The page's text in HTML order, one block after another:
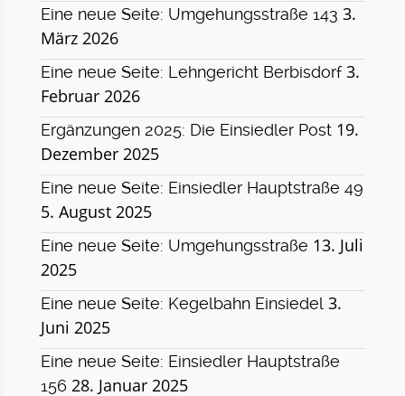
Eine neue Seite: Umgehungsstraße 143 3.
März 2026
Eine neue Seite: Lehngericht Berbisdorf 3.
Februar 2026
Ergänzungen 2025: Die Einsiedler Post 19.
Dezember 2025
Eine neue Seite: Einsiedler Hauptstraße 49
5. August 2025
Eine neue Seite: Umgehungsstraße 13. Juli
2025
Eine neue Seite: Kegelbahn Einsiedel 3.
Juni 2025
Eine neue Seite: Einsiedler Hauptstraße
156 28. Januar 2025